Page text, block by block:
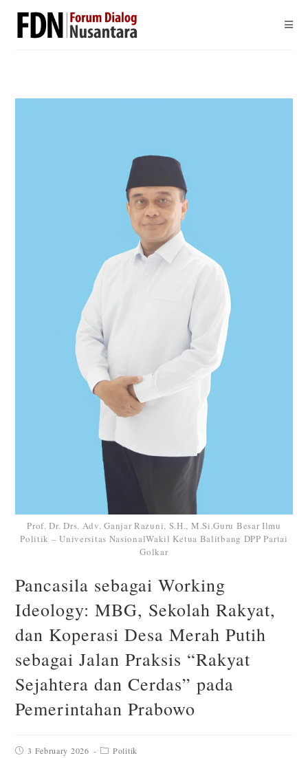
Prof. Dr. Drs. Adv. Ganjar Razuni, S.H., M.Si.Guru Besar Ilmu
Politik – Universitas NasionalWakil Ketua Balitbang DPP Partai
Golkar
Pancasila sebagai Working
Ideology: MBG, Sekolah Rakyat,
dan Koperasi Desa Merah Putih
sebagai Jalan Praksis “Rakyat
Sejahtera dan Cerdas” pada
Pemerintahan Prabowo
3 February 2026 Politik